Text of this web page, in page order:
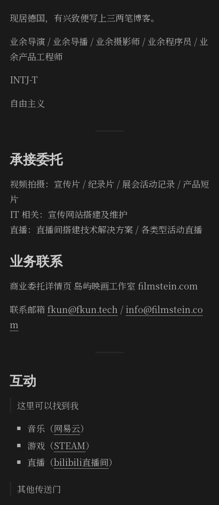
现居德国，有兴致便写上三两笔博客。
业余导演 / 业余导播 / 业余摄影师 / 业余程序员 / 业
余产品工程师
INTJ-T
自由主义
承接委托
视频拍摄：宣传片 / 纪录片 / 展会活动记录 / 产品短
片
IT 相关：宣传网站搭建及维护
直播：直播间搭建技术解决方案 / 各类型活动直播
业务联系
商业委托详情页 岛屿映画工作室 film­stein.com
联系邮箱fkun@fkun.tech / info@filmstein.co
m
互动
这里可以找到我
音乐（网易云）
游戏（STEAM）
直播（bilibili直播间）
其他传送门